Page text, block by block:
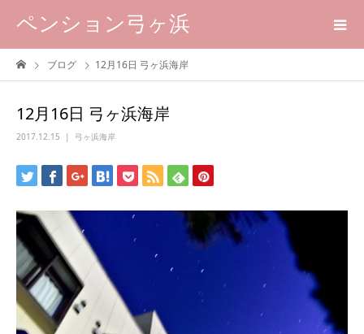
ペンション弓ヶ浜
ブログ 12月16日 弓ヶ浜海岸
12月16日 弓ヶ浜海岸
2017.12.15 弓ヶ浜海岸